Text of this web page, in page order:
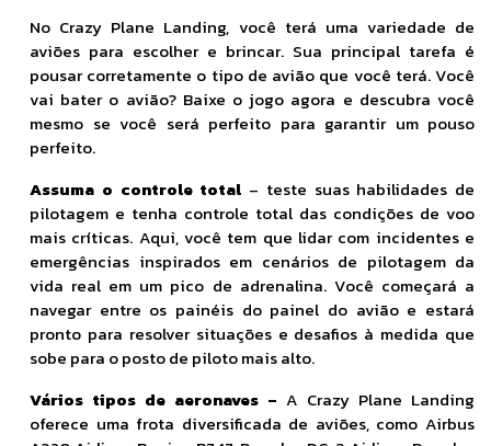
No Crazy Plane Landing, você terá uma variedade de
aviões para escolher e brincar. Sua principal tarefa é
pousar corretamente o tipo de avião que você terá. Você
vai bater o avião? Baixe o jogo agora e descubra você
mesmo se você será perfeito para garantir um pouso
perfeito.
Assuma o controle total – teste suas habilidades de
pilotagem e tenha controle total das condições de voo
mais críticas. Aqui, você tem que lidar com incidentes e
emergências inspirados em cenários de pilotagem da
vida real em um pico de adrenalina. Você começará a
navegar entre os painéis do painel do avião e estará
pronto para resolver situações e desafios à medida que
sobe para o posto de piloto mais alto.
Vários tipos de aeronaves – A Crazy Plane Landing
oferece uma frota diversificada de aviões, como Airbus